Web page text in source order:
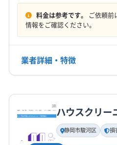
年中無休
電話番号
公式HP
公式サイトを見る
料金は参考です。 ご依頼前
情報をご確認ください。
業者詳細・特徴
基本情報
桂大由
ハウスクリー
静岡市駿河区 損